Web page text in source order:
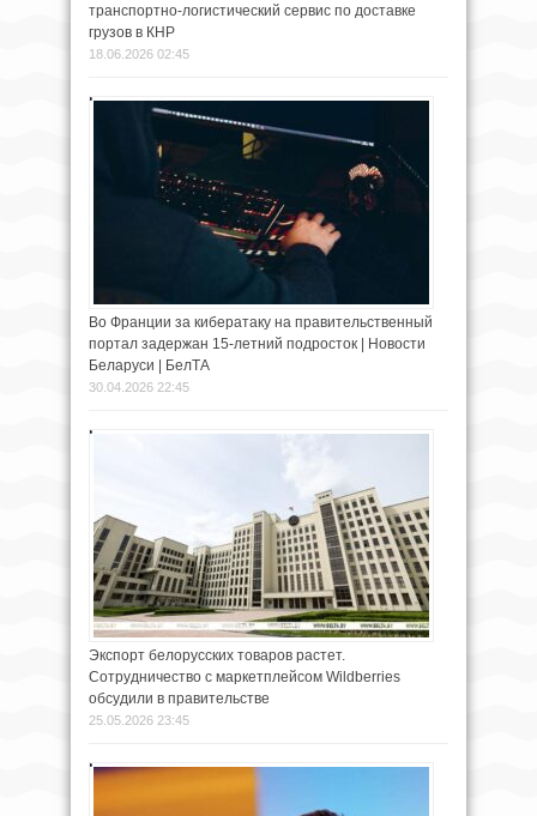
транспортно-логистический сервис по доставке
грузов в КНР
18.06.2026 02:45
Во Франции за кибератаку на правительственный
портал задержан 15-летний подросток | Новости
Беларуси | БелТА
30.04.2026 22:45
Экспорт белорусских товаров растет.
Сотрудничество с маркетплейсом Wildberries
обсудили в правительстве
25.05.2026 23:45